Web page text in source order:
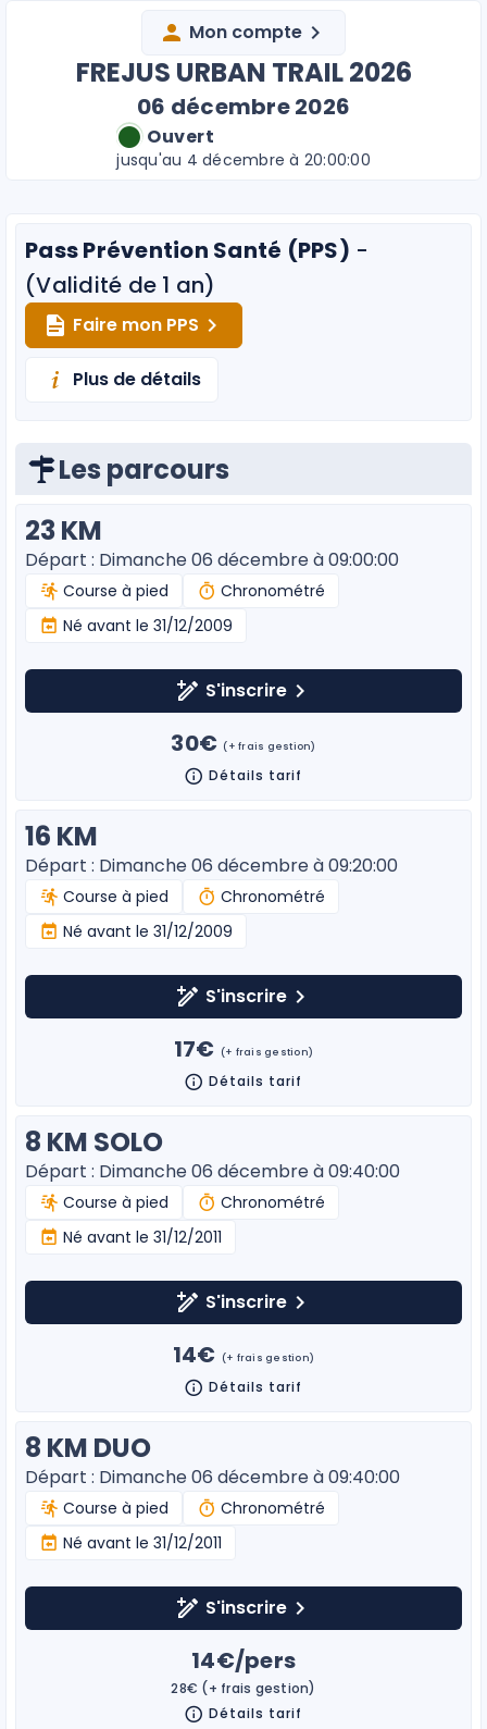
Mon compte
FREJUS URBAN TRAIL 2026
06 décembre 2026
Ouvert
jusqu'au 4 décembre à 20:00:00
Pass Prévention Santé (PPS) -
(Validité de 1 an)
Faire mon PPS
Plus de détails
Les parcours
23 KM
Départ : Dimanche 06 décembre à 09:00:00
Course à pied
Chronométré
Né avant le 31/12/2009
S'inscrire
30€ (+ frais gestion)
Détails tarif
16 KM
Départ : Dimanche 06 décembre à 09:20:00
Course à pied
Chronométré
Né avant le 31/12/2009
S'inscrire
17€ (+ frais gestion)
Détails tarif
8 KM SOLO
Départ : Dimanche 06 décembre à 09:40:00
Course à pied
Chronométré
Né avant le 31/12/2011
S'inscrire
14€ (+ frais gestion)
Détails tarif
8 KM DUO
Départ : Dimanche 06 décembre à 09:40:00
Course à pied
Chronométré
Né avant le 31/12/2011
S'inscrire
14€/pers
28€ (+ frais gestion)
Détails tarif